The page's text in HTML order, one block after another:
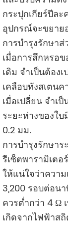
กระปุกเกียร์ปีล
อุปกรณ์จะขยาย
การบำรุงรักษา
เมื่อการสึกหรอ
เดิม จำเป็นต้อง
เคลือบทังสเตน
เมื่อเปลี่ยน จำเ
ระยะห่างของใ
0.2 มม.
การบำรุงรักษา
รีเซ็ตพารามิเต
ให้แน่ใจว่าควา
3,200 รอบต่อน
ควรต่ำกว่า 4 Ω
เกิดจากไฟฟ้าส